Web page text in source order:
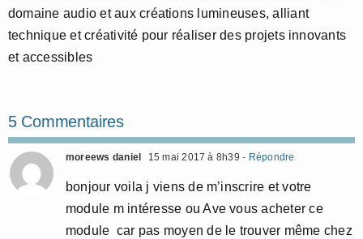
domaine audio et aux créations lumineuses, alliant
technique et créativité pour réaliser des projets innovants
et accessibles
5 Commentaires
moreews daniel 15 mai 2017 à 8h39 - Répondre
bonjour voila j viens de m’inscrire et votre
module m intéresse ou Ave vous acheter ce
module car pas moyen de le trouver même chez